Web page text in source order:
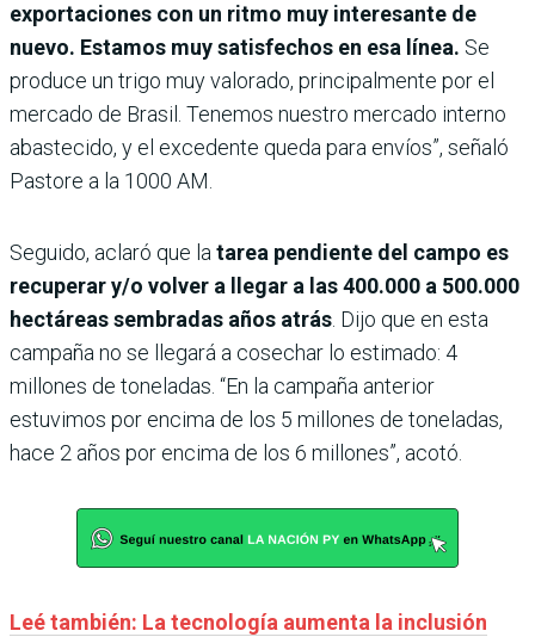
exportaciones con un ritmo muy interesante de
nuevo. Estamos muy satisfechos en esa línea. Se
produce un trigo muy valorado, principalmente por el
mercado de Brasil. Tenemos nuestro mercado interno
abastecido, y el excedente queda para envíos”, señaló
Pastore a la 1000 AM.
Seguido, aclaró que la tarea pendiente del campo es
recuperar y/o volver a llegar a las 400.000 a 500.000
hectáreas sembradas años atrás . Dijo que en esta
campaña no se llegará a cosechar lo estimado: 4
millones de toneladas. “En la campaña anterior
estuvimos por encima de los 5 millones de toneladas,
hace 2 años por encima de los 6 millones”, acotó.
Leé también: La tecnología aumenta la inclusión